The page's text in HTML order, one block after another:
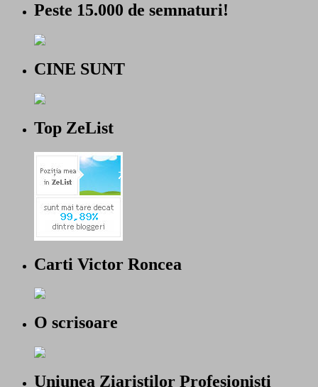
Peste 15.000 de semnaturi!
CINE SUNT
Top ZeList
Carti Victor Roncea
O scrisoare
Uniunea Ziaristilor Profesionisti